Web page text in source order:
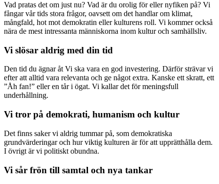
Vad pratas det om just nu? Vad är du orolig för eller nyfiken på? Vi
fångar vår tids stora frågor, oavsett om det handlar om klimat,
mångfald, hot mot demokratin eller kulturens roll. Vi kommer också
nära de mest intressanta människorna inom kultur och samhällsliv.
Vi slösar aldrig med din tid
Den tid du ägnar åt Vi ska vara en god investering. Därför strävar vi
efter att alltid vara relevanta och ge något extra. Kanske ett skratt, ett
”Åh fan!” eller en tår i ögat. Vi kallar det för meningsfull
underhållning.
Vi tror på demokrati, humanism och kultur
Det finns saker vi aldrig tummar på, som demokratiska
grundvärderingar och hur viktig kulturen är för att upprätthålla dem.
I övrigt är vi politiskt obundna.
Vi sår frön till samtal och nya tankar